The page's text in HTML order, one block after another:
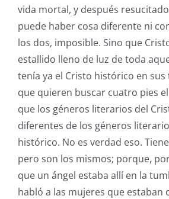
vida mortal, y después
puede haber cosa diferente ni
los dos, imposible. Sino que
estallido lleno de luz de toda
tenía ya el Cristo histórico en sus
que quieren buscar cuatro pies
que los géneros literarios del
diferentes de los géneros
histórico. No es verdad eso.
pero son los mismos; porque,
que un ángel estaba allí en la
habló a las mujeres que estaban